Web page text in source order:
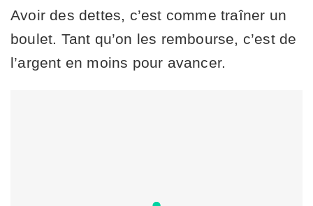
Avoir des dettes, c’est comme traîner un
boulet. Tant qu’on les rembourse, c’est de
l’argent en moins pour avancer.